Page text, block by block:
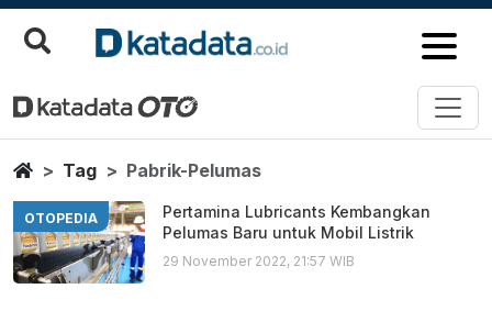
Pabrik Pelumas
Berita Terbaru
HomeTag Pabrik-Pelumas
OTOPEDIA
Pertamina Lubricants Kembangkan
Pelumas Baru untuk Mobil Listrik
29 November 2022, 21:57 WIB